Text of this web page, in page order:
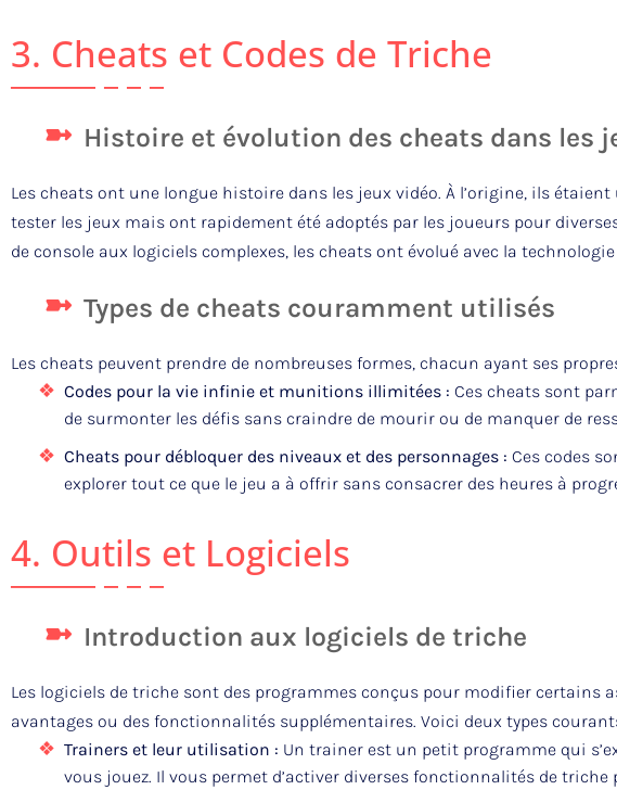
3. Cheats et Codes de Triche
Histoire et évolution des cheats dans les
Les cheats ont une longue histoire dans les jeux vidéo. À l’origine, ils
tester les jeux mais ont rapidement été adoptés par les joueurs pour
de console aux logiciels complexes, les cheats ont évolué avec la
Types de cheats couramment utilisés
Les cheats peuvent prendre de nombreuses formes, chacun ayant ses
Codes pour la vie infinie et munitions illimitées : Ces cheats sont
de surmonter les défis sans craindre de mourir ou de manquer de
Cheats pour débloquer des niveaux et des personnages : Ces codes
explorer tout ce que le jeu a à offrir sans consacrer des heures à
4. Outils et Logiciels
Introduction aux logiciels de triche
Les logiciels de triche sont des programmes conçus pour modifier certains
avantages ou des fonctionnalités supplémentaires. Voici deux types
Trainers et leur utilisation : Un trainer est un petit programme qui
vous jouez. Il vous permet d’activer diverses fonctionnalités de triche